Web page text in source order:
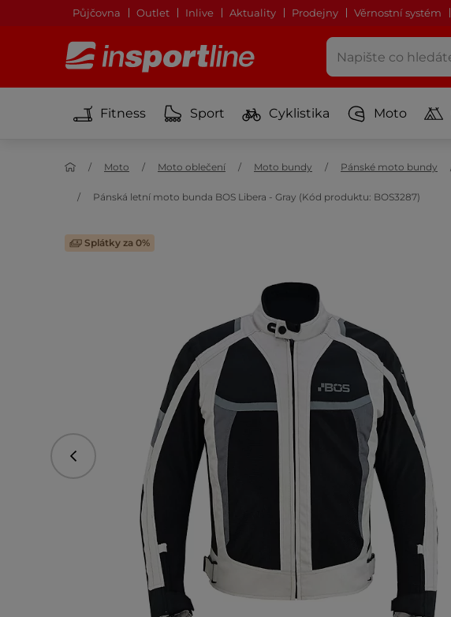
Půjčovna Outlet Inlive Aktuality Prodejny Věrnostní systém
Fitness Sport Cyklistika Moto
Moto Moto oblečení Moto bundy Pánské moto bundy
Pánská letní moto bunda BOS Libera - Gray (Kód produktu: BOS3287)
Splátky za 0%
Předchozí